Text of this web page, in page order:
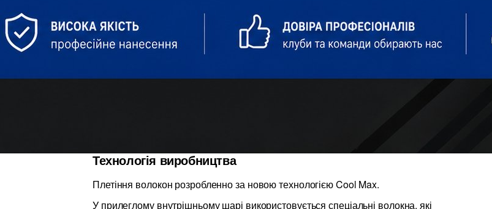
Технологія виробництва
Плетіння волокон розробленно за новою технологією Cool Max.
У прилеглому внутрішньому шарі використовується спеціальні волокна, які